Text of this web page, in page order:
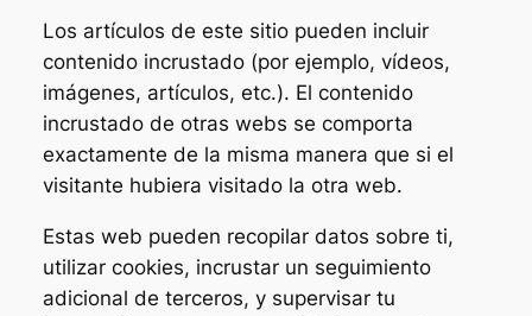
Los artículos de este sitio pueden incluir
contenido incrustado (por ejemplo, vídeos,
imágenes, artículos, etc.). El contenido
incrustado de otras webs se comporta
exactamente de la misma manera que si el
visitante hubiera visitado la otra web.
Estas web pueden recopilar datos sobre ti,
utilizar cookies, incrustar un seguimiento
adicional de terceros, y supervisar tu